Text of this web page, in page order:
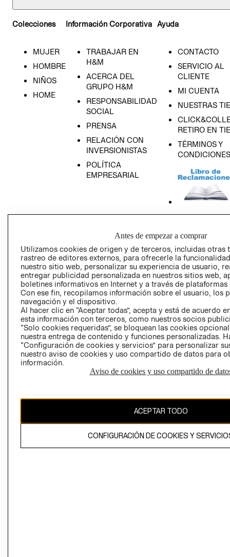
Colecciones
MUJER
HOMBRE
NIÑOS
HOME
Información Corporativa
TRABAJAR EN
H&M
ACERCA DEL
GRUPO H&M
RESPONSABILIDAD
SOCIAL
PRENSA
RELACIÓN CON
INVERSIONISTAS
POLÍTICA
EMPRESARIAL
Ayuda
CONTACTO
SERVICIO AL
CLIENTE
MI CUENTA
NUESTRAS
RETIRO EN
TÉRMINOS Y
CONDICIONES
PRIVACIDAD
GIFT CARD
AVISO DE
Perú (S/)
CAMBIAR REGIÓN
El contenido de esta página web está protegido por copyright y es
Antes de empezar a comprar
Utilizamos cookies de origen y de terceros, incluidas otras
rastreo de editores externos, para ofrecerle la
nuestro sitio web, personalizar su experiencia de usuario,
entregar publicidad personalizada en nuestros sitios web,
boletines informativos en Internet y a través de plataformas
Con ese fin, recopilamos información sobre el usuario, los
navegación y el dispositivo.
Al hacer clic en “Aceptar todas”, acepta y está de acuerdo
esta información con terceros, como nuestros socios
“Solo cookies requeridas”, se bloquean las cookies
nuestra entrega de contenido y funciones personalizadas.
“Configuración de cookies y servicios” para personalizar
nuestro aviso de cookies y uso compartido de datos para
información.
Aviso de cookies y uso compartido de
ACEPTAR TODO
CONFIGURACIÓN DE COOKIES Y